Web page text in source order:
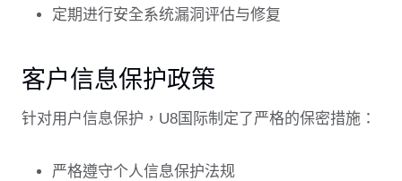
定期进行安全系统漏洞评估与修复
客户信息保护政策
针对用户信息保护，U8国际制定了严格的保密措施：
严格遵守个人信息保护法规